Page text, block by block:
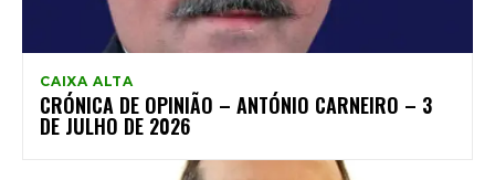
CAIXA ALTA
CRÓNICA DE OPINIÃO – ANTÓNIO CARNEIRO – 3
DE JULHO DE 2026